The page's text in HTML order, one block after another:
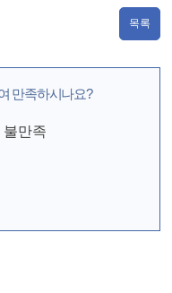
목록
만족하시나요?
불만족